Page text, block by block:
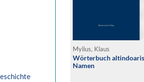
Mylius, Klaus
Wörterbuch
Namen